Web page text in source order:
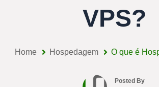
VPS?
Home Hospedagem O que é
Posted By